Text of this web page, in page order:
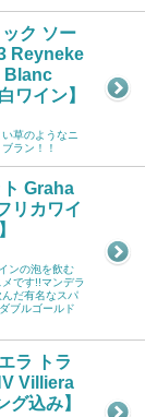
ク ソー
Reyneke
Blanc
ワイン】
草のようなニ
ラン！！
Graha
リカワイ
ンの泡を飲む
です!!マンデラ
だ有名なスパ
ブルゴールド
ラ トラ
Villiera
込み】